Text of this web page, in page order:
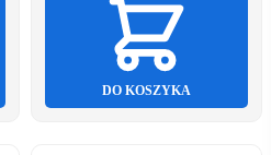
DO KOSZYKA